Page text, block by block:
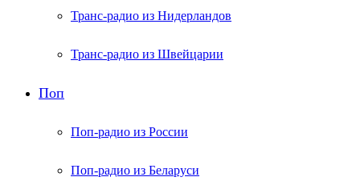
Транс-радио из Нидерландов
Транс-радио из Швейцарии
Поп
Поп-радио из России
Поп-радио из Беларуси